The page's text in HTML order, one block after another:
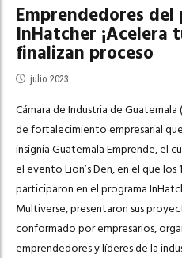
Emprendedores del
InHatcher ¡Acelera
finalizan proceso
julio 2023
Cámara de Industria de
de fortalecimiento empresarial
insignia Guatemala Emprende, el
el evento Lion’s Den, en el que
participaron en el programa
Multiverse, presentaron sus
conformado por empresarios,
emprendedores y líderes de la